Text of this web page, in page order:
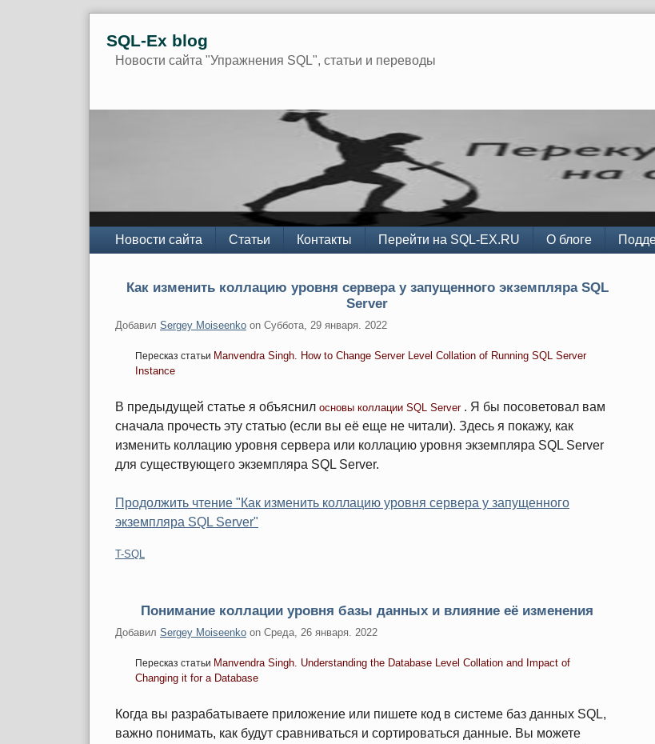
SQL-Ex blog
Новости сайта "Упражнения SQL", статьи и переводы
Navigation
Новости сайта Статьи Контакты Перейти на SQL-EX.RU О блоге
Как изменить коллацию уровня сервера у запущенного экземпляра SQL
Server
Добавил Sergey Moiseenko on Суббота, 29 января. 2022
Пересказ статьи Manvendra Singh. How to Change Server Level Collation of Running SQL Server
Instance
В предыдущей статье я объяснил основы коллации SQL Server . Я бы посоветовал вам
сначала прочесть эту статью (если вы её еще не читали). Здесь я покажу, как
изменить коллацию уровня сервера или коллацию уровня экземпляра SQL Server
для существующего экземпляра SQL Server.
Продолжить чтение "Как изменить коллацию уровня сервера у запущенного
экземпляра SQL Server"
Категории:
T-SQL
Понимание коллации уровня базы данных и влияние её изменения
Добавил Sergey Moiseenko on Среда, 26 января. 2022
Пересказ статьи Manvendra Singh. Understanding the Database Level Collation and Impact of
Changing it for a Database
Когда вы разрабатываете приложение или пишете код в системе баз данных SQL,
важно понимать, как будут сравниваться и сортироваться данные. Вы можете